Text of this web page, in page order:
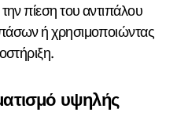
πίεση του αντιπάλου
ή χρησιμοποιώντας
υψηλής